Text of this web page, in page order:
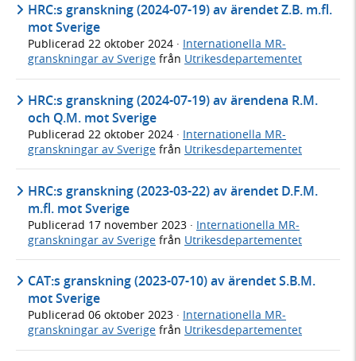
HRC:s granskning (2024-07-19) av ärendet Z.B. m.fl.
mot Sverige
Publicerad 22 oktober 2024 · Internationella MR-
granskningar av Sverige från Utrikesdepartementet
HRC:s granskning (2024-07-19) av ärendena R.M.
och Q.M. mot Sverige
Publicerad 22 oktober 2024 · Internationella MR-
granskningar av Sverige från Utrikesdepartementet
HRC:s granskning (2023-03-22) av ärendet D.F.M.
m.fl. mot Sverige
Publicerad 17 november 2023 · Internationella MR-
granskningar av Sverige från Utrikesdepartementet
CAT:s granskning (2023-07-10) av ärendet S.B.M.
mot Sverige
Publicerad 06 oktober 2023 · Internationella MR-
granskningar av Sverige från Utrikesdepartementet